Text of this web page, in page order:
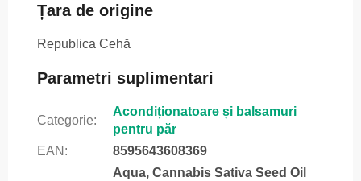
Țara de origine
Republica Cehă
Parametri suplimentari
Categorie:
Acondiționatoare și balsamuri
pentru păr
EAN : 8595643608369
Aqua, Cannabis Sativa Seed Oil